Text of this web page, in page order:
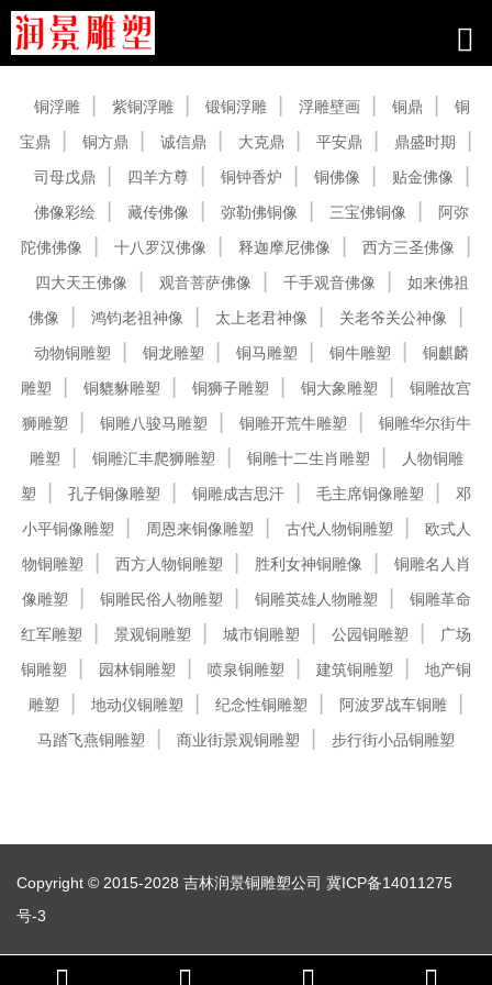
铜浮雕 紫铜浮雕 锻铜浮雕 浮雕壁画 铜鼎
铜
宝鼎
铜方鼎 诚信鼎 大克鼎 平安鼎
鼎盛时期
司母戊鼎
四羊方尊 铜钟香炉 铜佛像
贴金佛像
佛像彩绘
藏传佛像 弥勒佛铜像 三宝佛铜像
阿弥
陀佛佛像
十八罗汉佛像 释迦摩尼佛像
西方三圣佛像
四大天王佛像
观音菩萨佛像 千手观音佛像
如来佛祖
佛像
鸿钧老祖神像 太上老君神像
关老爷关公神像
动物铜雕塑
铜龙雕塑 铜马雕塑 铜牛雕塑
铜麒麟
雕塑
铜貔貅雕塑 铜狮子雕塑 铜大象雕塑
铜雕故宫
狮雕塑
铜雕八骏马雕塑 铜雕开荒牛雕塑
铜雕华尔街牛
雕塑
铜雕汇丰爬狮雕塑 铜雕十二生肖雕塑
人物铜雕
塑
孔子铜像雕塑 铜雕成吉思汗 毛主席铜像雕塑
邓
小平铜像雕塑
周恩来铜像雕塑 古代人物铜雕塑
欧式人
物铜雕塑
西方人物铜雕塑 胜利女神铜雕像
铜雕名人肖
像雕塑
铜雕民俗人物雕塑 铜雕英雄人物雕塑
铜雕革命
红军雕塑
景观铜雕塑 城市铜雕塑 公园铜雕塑
广场
铜雕塑
园林铜雕塑 喷泉铜雕塑 建筑铜雕塑
地产铜
雕塑
地动仪铜雕塑 纪念性铜雕塑
阿波罗战车铜雕
马踏飞燕铜雕塑
商业街景观铜雕塑 步行街小品铜雕塑
Copyright © 2015-2028 吉林润景铜雕塑公司 冀ICP备14011275
号-3